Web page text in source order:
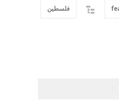
فلسطين